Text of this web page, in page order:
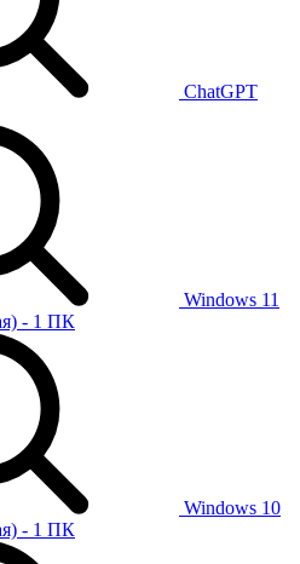
ChatGPT
Windows 11
- 1 ПК
Windows 10
- 1 ПК